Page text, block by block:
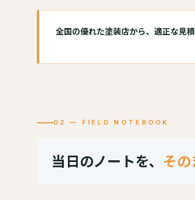
全国の優れた塗装店から、適正な見
02 — FIELD NOTEBOOK
当日のノートを、 その